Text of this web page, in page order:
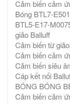
Cảm biến cảm
Bóng BTL7-
BTL5-E17-
giảo Balluff
Cảm biến từ
Cảm biến cảm
Cảm biến siêu
Cáp kết nối
BÓNG BÓNG
Cảm biến cảm